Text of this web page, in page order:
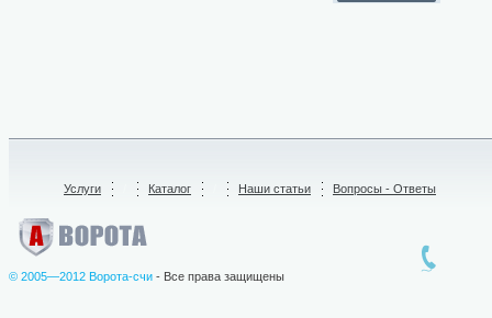
Услуги Каталог Наши статьи Вопросы - Ответы
© 2005—2012 Ворота-счи - Все права защищены